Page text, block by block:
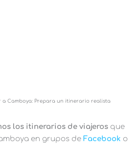
a Camboya: Prepara un itinerario realista
los itinerarios de viajeros que
en grupos de Facebook o